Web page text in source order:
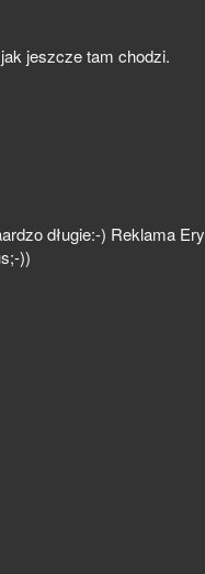
jeszcze tam chodzi.
długie:-) Reklama Ery
))